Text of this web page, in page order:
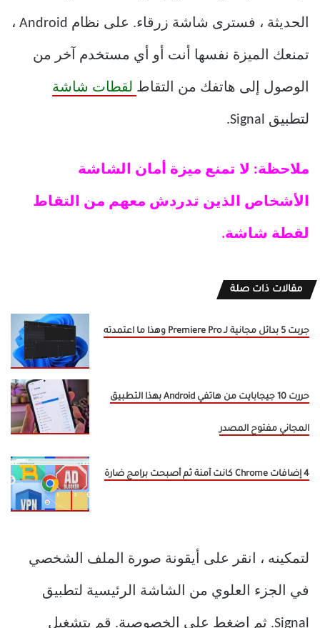
الحديثة ، فسترى شاشة زرقاء. على نظام Android ،
تمنعك الميزة نفسها أنت أو أي مستخدم آخر من
الوصول إلى هاتفك من التقاط لقطات شاشة
لتطبيق Signal.
ملاحظة: لا تمنع ميزة أمان الشاشة
الأشخاص الذين تدردش معهم من التقاط
لقطة شاشة.
مقالات ذات صلة
جربت 5 بدائل مجانية لـ Premiere Pro وهذا ما اعتمدته
حررت 10 جيجابايت من هاتفي Android بهذا التطبيق
المجاني مفتوح المصدر
4 إضافات Chrome كانت آمنة ثم أصبحت برامج ضارة
لتمكينه ، انقر على أيقونة صورة الملف الشخصي
في الجزء العلوي من الشاشة الرئيسية لتطبيق
Signal. ثم اضغط على الخصوصية. قم بتشغيل